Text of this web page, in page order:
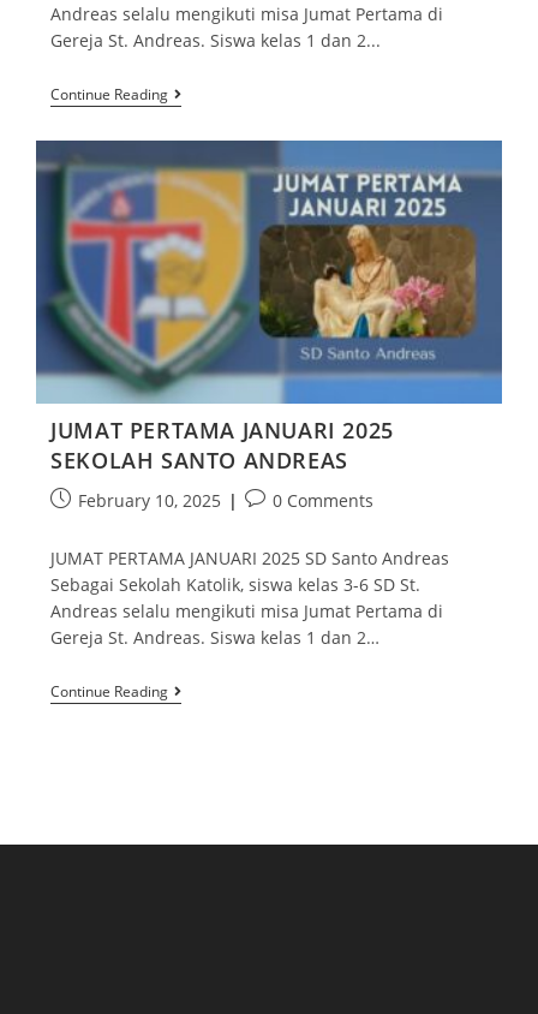
Andreas selalu mengikuti misa Jumat Pertama di
Gereja St. Andreas. Siswa kelas 1 dan 2...
Continue Reading
JUMAT PERTAMA JANUARI 2025
SEKOLAH SANTO ANDREAS
February 10, 2025 0 Comments
JUMAT PERTAMA JANUARI 2025 SD Santo Andreas
Sebagai Sekolah Katolik, siswa kelas 3-6 SD St.
Andreas selalu mengikuti misa Jumat Pertama di
Gereja St. Andreas. Siswa kelas 1 dan 2…
Continue Reading